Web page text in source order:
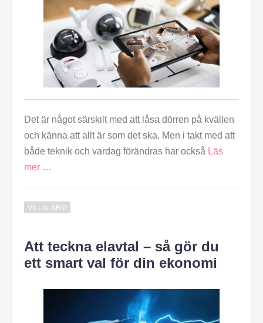
Det är något särskilt med att låsa dörren på kvällen
och känna att allt är som det ska. Men i takt med att
både teknik och vardag förändras har också Läs
mer …
VILLALARM
Att teckna elavtal – så gör du
ett smart val för din ekonomi